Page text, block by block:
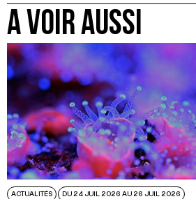
A VOIR AUSSI
ACTUALITÉS DU 24 JUIL 2026 AU 26 JUIL 2026